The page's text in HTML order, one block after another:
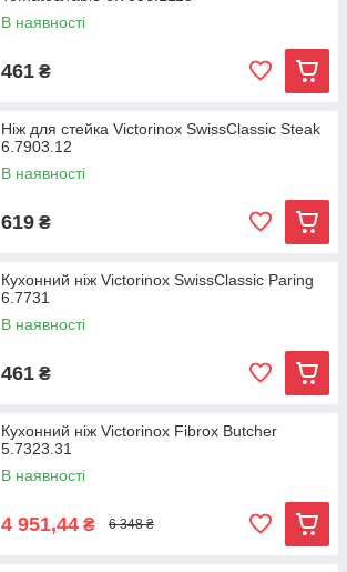
В наявності
461 ₴
Ніж для стейка Victorinox SwissClassic Steak
6.7903.12
В наявності
619 ₴
Кухонний ніж Victorinox SwissClassic Paring
6.7731
В наявності
461 ₴
Кухонний ніж Victorinox Fibrox Butcher
5.7323.31
В наявності
4 951,44 ₴ 6 348 ₴